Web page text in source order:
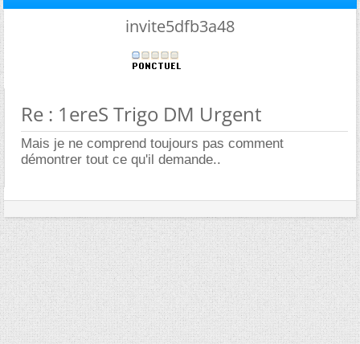
invite5dfb3a48
Re : 1ereS Trigo DM Urgent
Mais je ne comprend toujours pas comment
démontrer tout ce qu'il demande..